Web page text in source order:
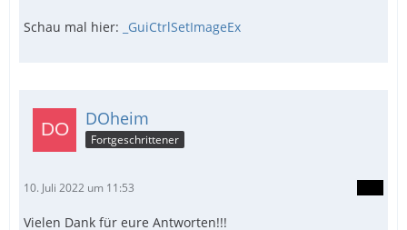
Schau mal hier: _GuiCtrlSetImageEx
DOheim
Fortgeschrittener
10. Juli 2022 um 11:53
Vielen Dank für eure Antworten!!!